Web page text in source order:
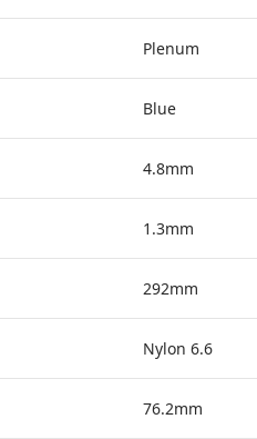
Plenum
Blue
4.8mm
1.3mm
292mm
Nylon 6.6
76.2mm